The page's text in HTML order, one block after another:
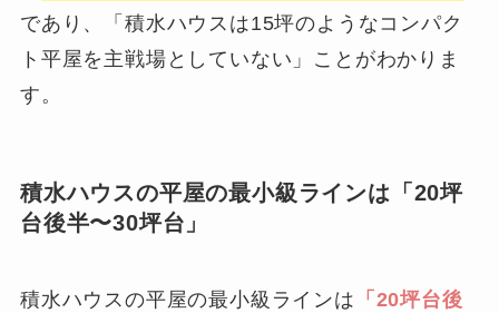
であり、「積水ハウスは15坪のようなコンパク
ト平屋を主戦場としていない」ことがわかりま
す。
積水ハウスの平屋の最小級ラインは「20坪
台後半〜30坪台」
積水ハウスの平屋の最小級ラインは 「20坪台後